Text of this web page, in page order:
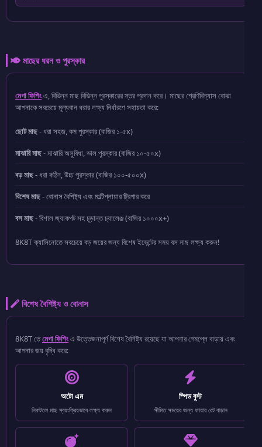
মাছের ধরন ও পুরস্কার
মেগা ফিশিংএ, বিভিন্ন মাছ বিভিন্ন পুরস্কারের স্তর প্রদান করে। মাছের শ্রেণিবিন্যাস বোঝা
আপনাকে সবচেয়ে মূল্যবান ধরার লক্ষ্য নির্ধারণে সহায়তা করে:
ছোট মাছ- ধরা সহজ, কম পুরস্কার (বাজির ১-৫x)
মাঝারি মাছ- মাঝারি অসুবিধা, ভাল পুরস্কার (বাজির ১০-৫০x)
বড় মাছ- ধরা কঠিন, উচ্চ পুরস্কার (বাজির ১০০-৫০০x)
বিশেষ মাছ- বোনাস বৈশিষ্ট্য এবং মাল্টিপ্লায়ার ট্রিগার করে
বস মাছ- বিশাল জ্যাকপট সহ চূড়ান্ত চ্যালেঞ্জ (বাজির ১০০০x+)
8K8T ক্যাসিনোতে সবচেয়ে বড় জয়ের জন্য বিশেষ ইভেন্টের সময় বস মাছ লক্ষ্য করুন!
বিশেষ বৈশিষ্ট্য ও বোনাস
8K8T তেমেগা ফিশিংএ উত্তেজনাপূর্ণ বিশেষ বৈশিষ্ট্য রয়েছে যা আপনার গেমপ্লে বাড়ায় এবং
আপনার জয় বৃদ্ধি করে:
অটো এম
নিকটতম মাছ স্বয়ংক্রিয়ভাবে লক্ষ্য করুন
স্পিড বুস্ট
সীমিত সময়ের জন্য ফায়ার রেট বাড়ান